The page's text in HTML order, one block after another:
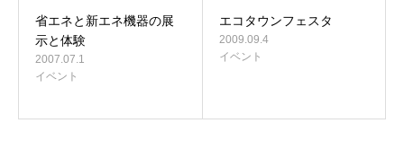
省エネと新エネ機器の展
示と体験
2007.07.1
イベント
エコタウンフェスタ
2009.09.4
イベント